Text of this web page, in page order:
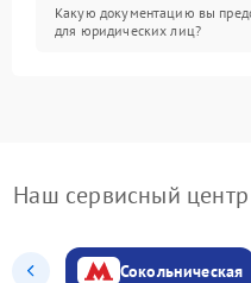
Какую документацию вы
для юридических лиц?
Наш сервисный
Сокольническая